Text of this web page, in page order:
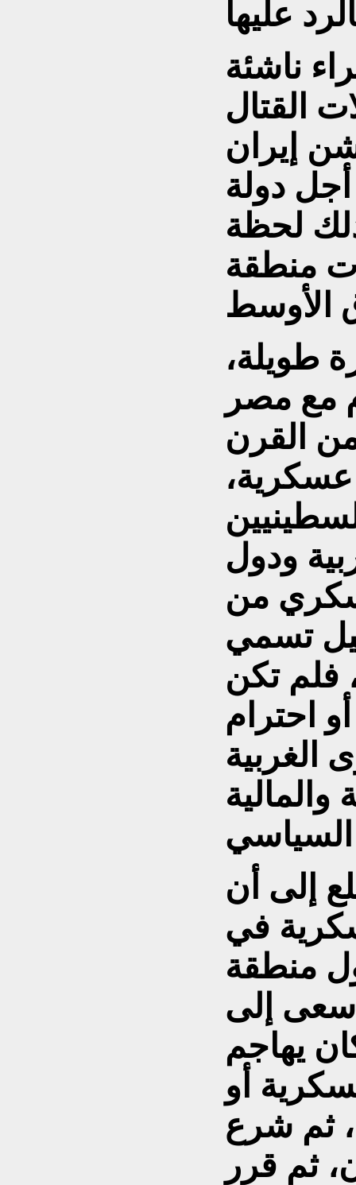
ناشئة
القتال
إيران
دولة
لحظة
منطقة
طويلة،
مع مصر
القرن
ودول
من
تسمي
فلم تكن
احترام
الغربية
إلى أن
في
منطقة
سعى إلى
يهاجم
أو
ثم شرع
ثم قرر